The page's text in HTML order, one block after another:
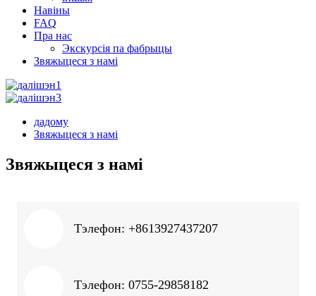
Навіны
FAQ
Пра нас
Экскурсія па фабрыцы
Звяжыцеся з намі
дадому
Звяжыцеся з намі
Звяжыцеся з намі
Тэлефон: +8613927437207
Тэлефон: 0755-29858182